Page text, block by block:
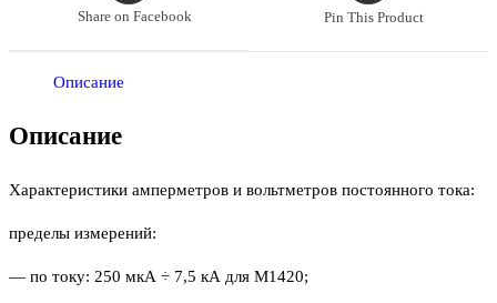
Share on Facebook Pin This Product
Описание
Описание
Характеристики амперметров и вольтметров постоянного тока:
пределы измерений:
— по току: 250 мкА ÷ 7,5 кА для М1420;